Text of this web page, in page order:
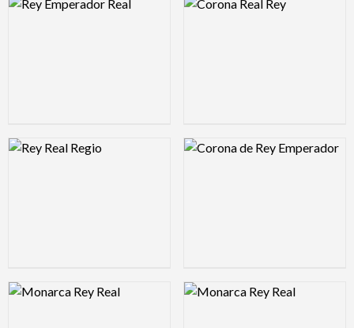
Logo Preview Image Logo Preview Image
Logo Preview Image Logo Preview Image